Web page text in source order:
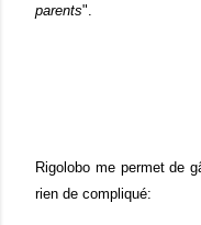
parents".
Rigolobo me permet de
rien de compliqué: